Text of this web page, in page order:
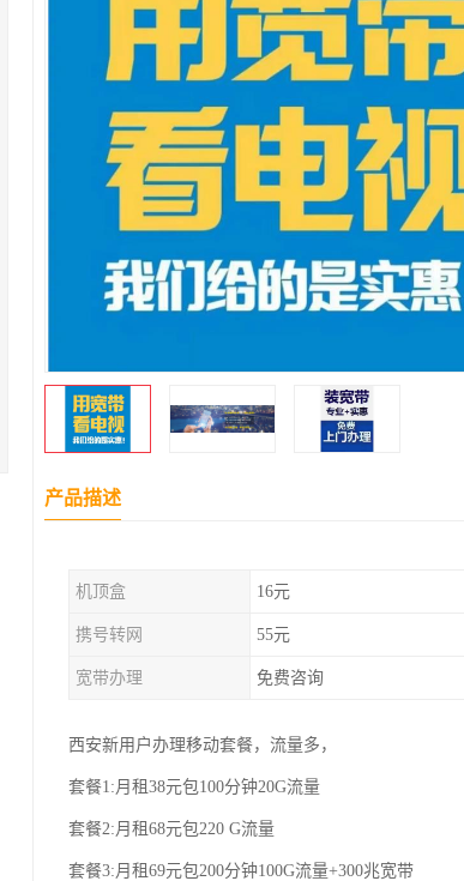
产品描述
机顶盒 16元
携号转网 55元
宽带办理 免费咨询
西安新用户办理移动套餐，流量多，
套餐1:月租38元包100分钟20G流量
套餐2:月租68元包220 G流量
套餐3:月租69元包200分钟100G流量+300兆宽带